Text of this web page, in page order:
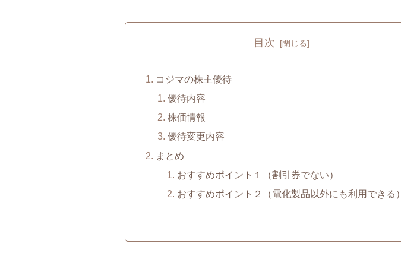
目次
コジマの株主優待
優待内容
株価情報
優待変更内容
まとめ
おすすめポイント１（割引券でない）
おすすめポイント２（電化製品以外にも利用できる）